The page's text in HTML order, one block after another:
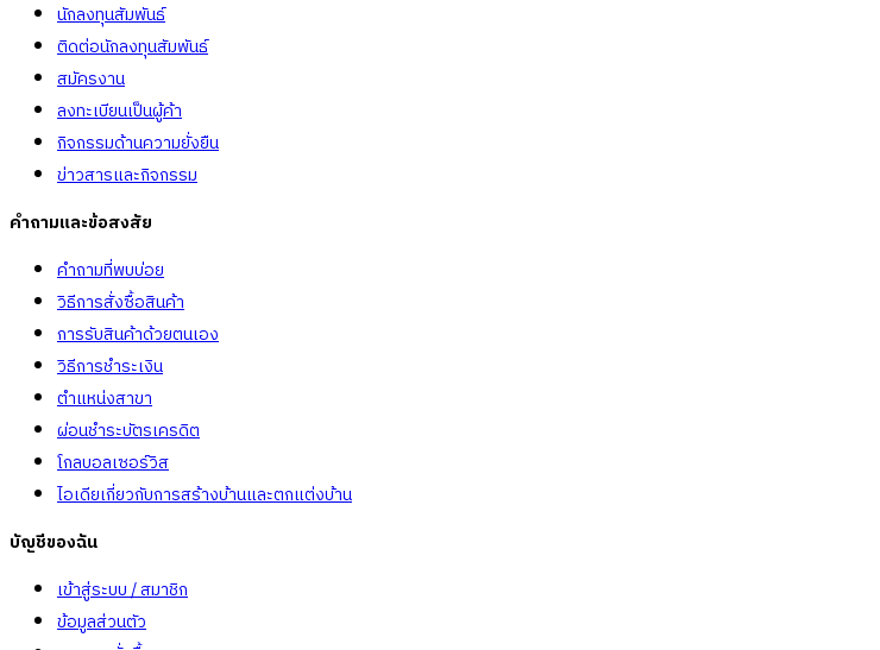
นักลงทุนสัมพันธ์
ติดต่อนักลงทุนสัมพันธ์
สมัครงาน
ลงทะเบียนเป็นผู้ค้า
กิจกรรมด้านความยั่งยืน
ข่าวสารและกิจกรรม
คำถามและข้อสงสัย
คำถามที่พบบ่อย
วิธีการสั่งซื้อสินค้า
การรับสินค้าด้วยตนเอง
วิธีการชำระเงิน
ตำแหน่งสาขา
ผ่อนชำระบัตรเครดิต
โกลบอลเซอร์วิส
ไอเดียเกี่ยวกับการสร้างบ้านและตกแต่งบ้าน
บัญชีของฉัน
เข้าสู่ระบบ / สมาชิก
ข้อมูลส่วนตัว